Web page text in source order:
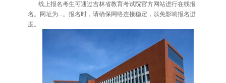
线上报名考生可通过吉林省教育考试院官方网站进行在线报
名。网址为...。报名时，请确保网络连接稳定，以免影响报名进
度。